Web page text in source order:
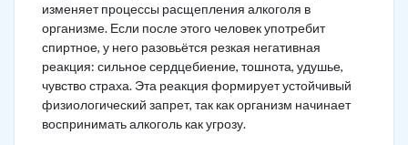
изменяет процессы расщепления алкоголя в
организме. Если после этого человек употребит
спиртное, у него разовьётся резкая негативная
реакция: сильное сердцебиение, тошнота, удушье,
чувство страха. Эта реакция формирует устойчивый
физиологический запрет, так как организм начинает
воспринимать алкоголь как угрозу.